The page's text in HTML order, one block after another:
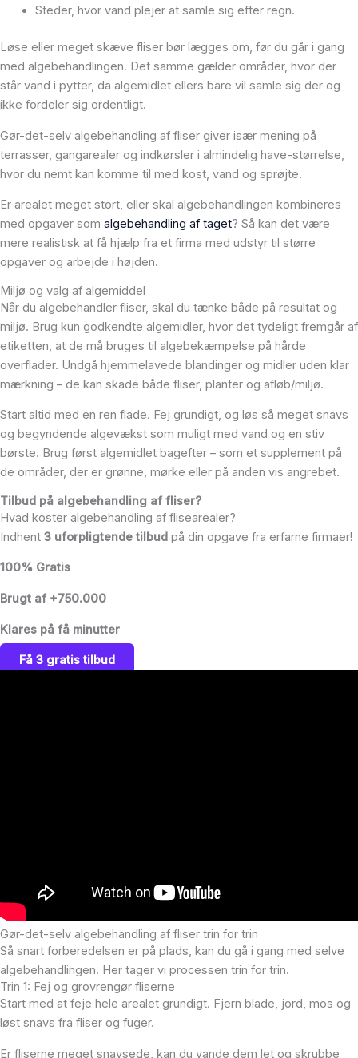
Steder, hvor vand plejer at samle sig efter regn.
Løse eller meget skæve fliser bør lægges om, før du går i gang
med algebehandlingen. Det samme gælder områder, hvor der
står vand i pytter, da algemidlet ellers bare vil samle sig der og
ikke fordeler sig ordentligt.
Gør-det-selv algebehandling af fliser giver især mening på
terrasser, gangarealer og indkørsler i almindelig have-størrelse,
hvor du nemt kan komme til med kost, vand og sprøjte.
Er arealet meget stort, eller skal algebehandlingen kombineres
med opgaver som algebehandling af taget? Så kan det være
mere realistisk at få hjælp fra et firma med udstyr til større
opgaver og arbejde i højden.
Miljø og valg af algemiddel
Når du algebehandler fliser, skal du tænke både på resultat og
miljø. Brug kun godkendte algemidler, hvor det tydeligt fremgår af
etiketten, at de må bruges til algebekæmpelse på hårde
overflader. Undgå hjemmelavede blandinger og midler uden klar
mærkning – de kan skade både fliser, planter og afløb/miljø.
Start altid med en ren flade. Fej grundigt, og løs så meget snavs
og begyndende algevækst som muligt med vand og en stiv
børste. Brug først algemidlet bagefter – som et supplement på
de områder, der er grønne, mørke eller på anden vis angrebet.
Tilbud på algebehandling af fliser?
Hvad koster algebehandling af flisearealer?
Indhent 3 uforpligtende tilbud på din opgave fra erfarne firmaer!
100% Gratis
Brugt af +750.000
Klares på få minutter
Få 3 gratis tilbud
Gør-det-selv algebehandling af fliser trin for trin
Så snart forberedelsen er på plads, kan du gå i gang med selve
algebehandlingen. Her tager vi processen trin for trin.
Trin 1: Fej og grovrengør fliserne
Start med at feje hele arealet grundigt. Fjern blade, jord, mos og
løst snavs fra fliser og fuger.
Er fliserne meget snavsede, kan du vande dem let og skrubbe